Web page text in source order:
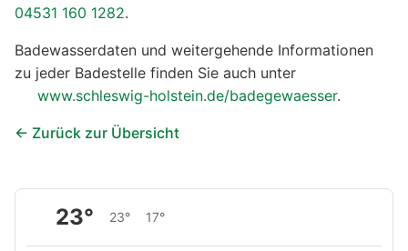
04531 160 1282.
Badewasserdaten und weitergehende Informationen
zu jeder Badestelle finden Sie auch unter
www.schleswig-holstein.de/badegewaesser.
← Zurück zur Übersicht
23° 23° 17°